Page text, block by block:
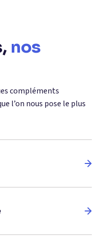
nos
compléments
l’on nous pose le plus